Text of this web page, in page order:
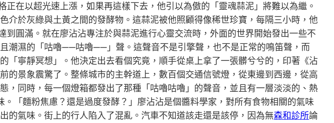
在以超光速上漲，如果再這樣下去，他引以為傲的「靈魂蒜泥」將難以為繼。
於灰綠與土黃之間的發酵物。這蒜泥被他照顧得像稀世珍寶，每隔三小時，他
圓滿。就在廖沾沾專注於與蒜泥進行心靈交流時，外面的世界開始發出一些不
潮濕的「咕嚕——咕嚕——」聲。這聲音不是引擎聲，也不是正常的鳴笛聲，而
寧靜冥想」。他決定出去看個究竟，順手從桌上拿了一張髒兮兮的，印著《沾
景象震驚了。整條城市的主幹道上，數百個交通信號燈，從東邊到西邊，從高
同時，每一個燈箱都發出了那種「咕嚕咕嚕」的聲音，並且有一層淡淡的、熱
「麵粉焦慮？還是過度發酵？」廖沾沾是個醬料學家，對所有食物相關的氣味
的氣味。街上的行人陷入了混亂。汽車不知道該走還是該停，因為無森和診所論